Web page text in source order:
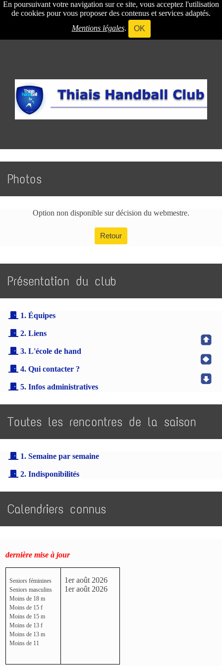
En poursuivant votre navigation sur ce site, vous acceptez l'utilisation
de cookies pour vous proposer des contenus et services adaptés.
Mentions légales. OK
Photos
Option non disponible sur décision du webmestre.
Retour
Présentation du club
1. Équipes
2. Liens
3. L'école de hand
4. Qui contacter ?
5. Infos administratives
Toutes les rencontres de la saison
1. Semaine par semaine
2. Indisponibilités
Calendriers connus
dernière mise à jour
Seniors féminines
Seniors masculins
Moins de 18 m
Moins de 15 f
Moins de 15 m
Moins de 13 f
Moins de 13 m
Moins de 11
1er août 2026
1er août 2026